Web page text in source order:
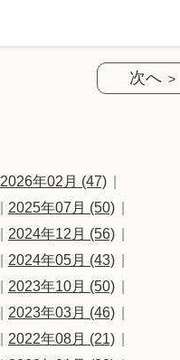
次へ
2026年02月 (47)
2025年07月 (50)
2024年12月 (56)
2024年05月 (43)
2023年10月 (50)
2023年03月 (46)
2022年08月 (21)